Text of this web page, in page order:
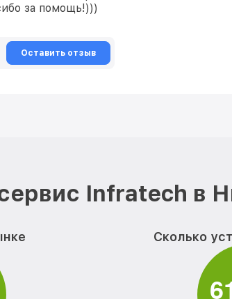
за помощь!)))
Оставить отзыв
Infratech в
Сколько
6